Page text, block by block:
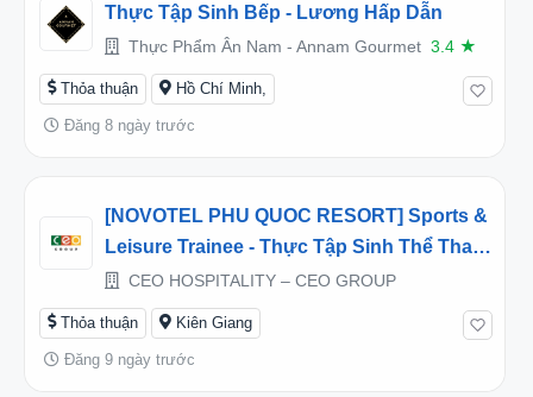
Thực Tập Sinh Bếp - Lương Hấp Dẫn
Thực Phẩm Ân Nam - Annam Gourmet 3.4 ★
Thỏa thuận Hồ Chí Minh,
Đăng 8 ngày trước
[NOVOTEL PHU QUOC RESORT] Sports &
Leisure Trainee - Thực Tập Sinh Thể Thao
Giải Trí
CEO HOSPITALITY – CEO GROUP
Thỏa thuận Kiên Giang
Đăng 9 ngày trước